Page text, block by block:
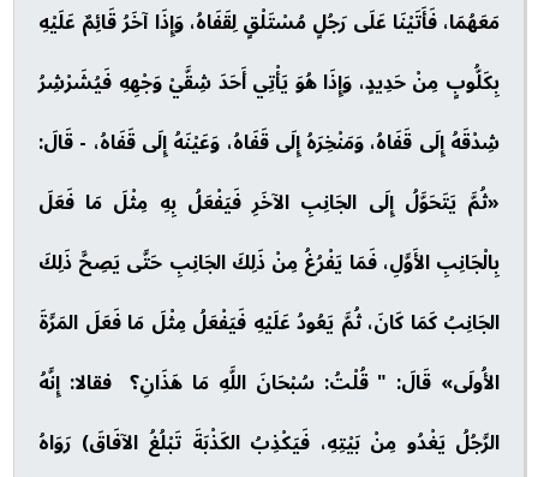
مَعَهُمَا، فَأَتَيْنَا عَلَى رَجُلٍ مُسْتَلْقٍ لِقَفَاهُ، وَإِذَا آخَرُ قَائِمٌ عَلَيْهِ
بِكَلُّوبٍ مِنْ حَدِيدٍ، وَإِذَا هُوَ يَأْتِي أَحَدَ شِقَّيْ وَجْهِهِ فَيُشَرْشِرُ
شِدْقَهُ إِلَى قَفَاهُ، وَمَنْخِرَهُ إِلَى قَفَاهُ، وَعَيْنَهُ إِلَى قَفَاهُ، - قَالَ:
«ثُمَّ يَتَحَوَّلُ إِلَى الجَانِبِ الآخَرِ فَيَفْعَلُ بِهِ مِثْلَ مَا فَعَلَ
بِالْجَانِبِ الأَوَّلِ، فَمَا يَفْرُغُ مِنْ ذَلِكَ الجَانِبِ حَتَّى يَصِحَّ ذَلِكَ
الجَانِبُ كَمَا كَانَ، ثُمَّ يَعُودُ عَلَيْهِ فَيَفْعَلُ مِثْلَ مَا فَعَلَ المَرَّةَ
الأُولَى» قَالَ: " قُلْتُ: سُبْحَانَ اللَّهِ مَا هَذَانِ؟ فقالا: إِنَّهُ
الرَّجُلُ يَغْدُو مِنْ بَيْتِهِ، فَيَكْذِبُ الكَذْبَةَ تَبْلُغُ الآفَاقَ) رَوَاهُ